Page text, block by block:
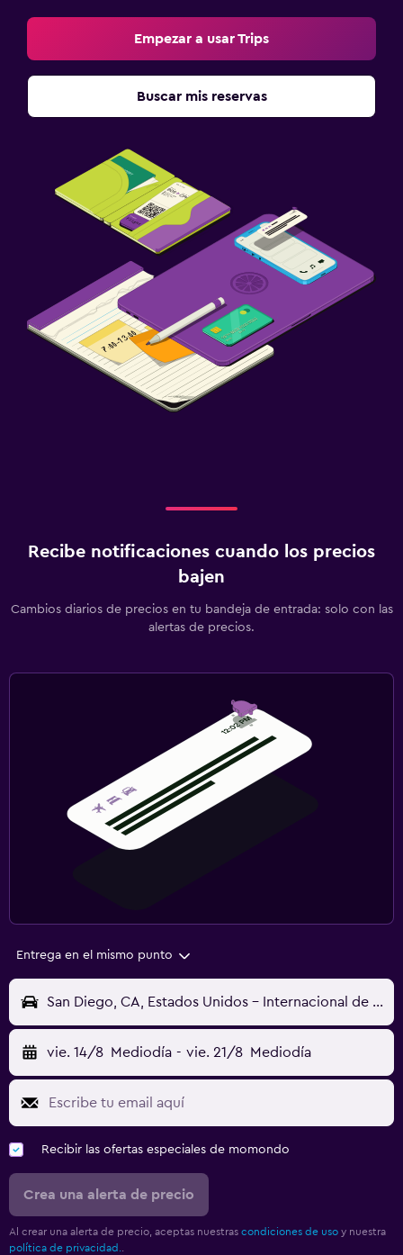
Empezar a usar Trips
Buscar mis reservas
Recibe notificaciones cuando los precios
bajen
Cambios diarios de precios en tu bandeja de entrada: solo con las
alertas de precios.
Entrega en el mismo punto
San Diego, CA, Estados Unidos - Internacional de San Diego (SAN)
vie. 14/8 Mediodía - vie. 21/8 Mediodía
Recibir las ofertas especiales de momondo
Crea una alerta de precio
Al crear una alerta de precio, aceptas nuestras condiciones de uso y nuestra
política de privacidad..